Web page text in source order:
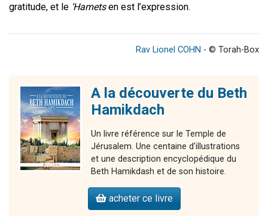
gratitude, et le ‘Hametsen est l’expression.
Rav Lionel COHN - © Torah-Box
A la découverte du Beth
Hamikdach
Un livre référence sur le Temple de
Jérusalem. Une centaine d'illustrations
et une description encyclopédique du
Beth Hamikdash et de son histoire.
acheter ce livre